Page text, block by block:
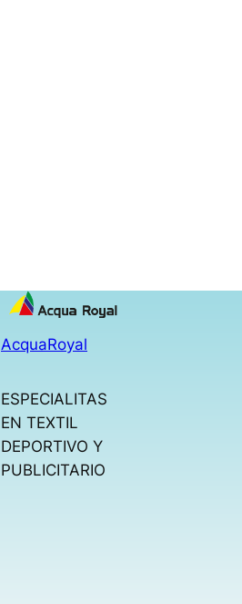
AcquaRoyal
ESPECIALITAS
EN TEXTIL
DEPORTIVO Y
PUBLICITARIO